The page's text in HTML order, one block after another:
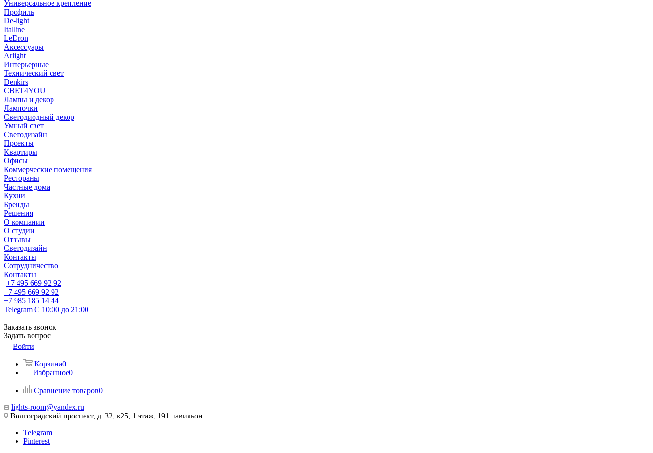
Универсальное крепление
Профиль
De-light
Italline
LeDron
Аксессуары
Arlight
Интерьерные
Технический свет
Denkirs
СВЕТ4YOU
Лампы и декор
Лампочки
Светодиодный декор
Умный свет
Светодизайн
Проекты
Квартиры
Офисы
Коммерческие помещения
Рестораны
Частные дома
Кухни
Бренды
Решения
О компании
О студии
Отзывы
Светодизайн
Контакты
Сотрудничество
Контакты
+7 495 669 92 92
+7 495 669 92 92
+7 985 185 14 44
Telegram С 10:00 до 21:00
Заказать звонок
Задать вопрос
Войти
Корзина0
Избранное0
Сравнение товаров0
lights-room@yandex.ru
Волгоградский проспект, д. 32, к25, 1 этаж, 191 павильон
Telegram
Pinterest